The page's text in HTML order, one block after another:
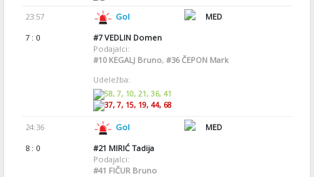
23:57 Gol
MED
7 : 0
#7VEDLIN Domen
Podajalci:
#10KEGALJ Bruno, #36ČEPON Mark
Udeležba:
58, 7, 10, 21, 36, 41
37, 7, 15, 19, 44, 68
24:36 Gol
MED
8 : 0
#21 MIRIĆ Tadija
Podajalci:
#41 FIČUR Bruno